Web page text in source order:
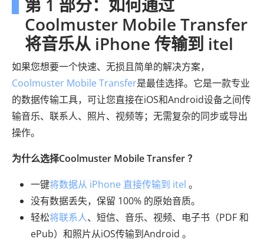
第 1 部分：如何通过
Coolmuster Mobile Transfer
将音乐从 iPhone 传输到 itel
如果您想要一个快速、无损且简单的解决方案，
Coolmuster Mobile Transfer是最佳选择。它是一款专业
的数据传输工具，可让您直接在iOS和Android设备之间传
输音乐、联系人、照片、视频等；无需复杂的同步或导出
操作。
为什么选择Coolmuster Mobile Transfer ？
一键将数据从 iPhone 直接传输到 itel 。
没有数据丢失，保留 100% 的原始音质。
轻松将联系人、短信、音乐、视频、电子书（PDF 和
ePub）和照片从iOS传输到Android 。